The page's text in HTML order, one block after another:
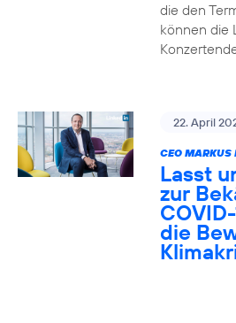
die den
können die
22. April
CEO MARKUS
Lasst
zur
die